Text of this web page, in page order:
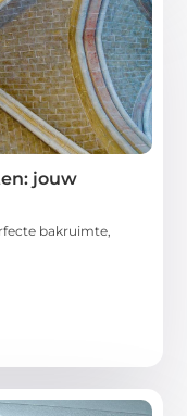
jouw
bakruimte,